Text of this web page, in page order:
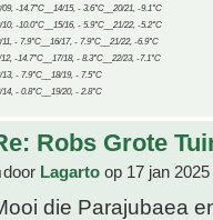
09, -14.7°C__14/15, - 3.6°C__20/21, -9.1°C
10, -10.0°C__15/16, - 5.9°C__21/22, -5.2°C
11, - 7.9°C__16/17, - 7.9°C__21/22, -6.9°C
12, -14.7°C__17/18, - 8.3°C__22/23, -7.1°C
13, - 7.9°C__18/19, - 7.5°C
14, - 0.8°C__19/20, - 2.8°C
Robs Grote
door Lagarto op 17 jan
die Parajubaea